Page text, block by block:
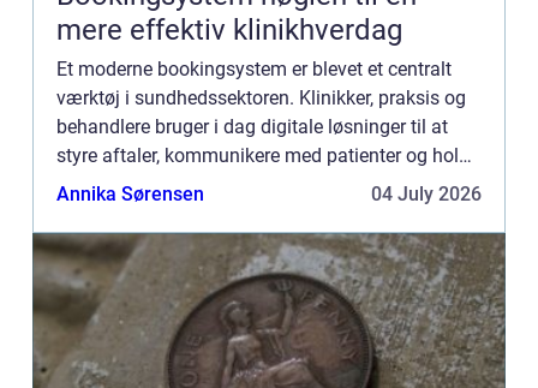
mere effektiv klinikhverdag
Et moderne bookingsystem er blevet et centralt
værktøj i sundhedssektoren. Klinikker, praksis og
behandlere bruger i dag digitale løsninger til at
styre aftaler, kommunikere med patienter og holde
styr på journaler. Når systemet fungerer, skaber
Annika Sørensen 04 July 2026